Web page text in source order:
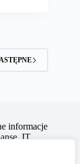
informacje
IT,
wspierają